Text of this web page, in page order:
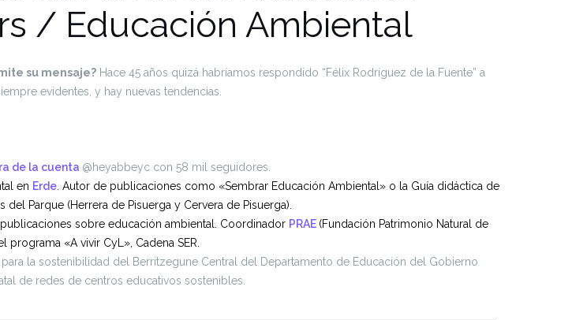
/ Educación Ambiental
su mensaje? Hace 45 años quizá habríamos respondido “Félix Rodríguez de la Fuente” a
evidentes, y hay nuevas tendencias.
de la cuenta @heyabbeyc con 58 mil seguidores.
en Erde . Autor de publicaciones como «Sembrar Educación Ambiental» o la Guía didáctica de
Parque (Herrera de Pisuerga y Cervera de Pisuerga).
sobre educación ambiental. Coordinador PRAE (Fundación Patrimonio Natural de
«A vivir CyL», Cadena SER.
la sostenibilidad del Berritzegune Central del Departamento de Educación del Gobierno
de redes de centros educativos sostenibles.